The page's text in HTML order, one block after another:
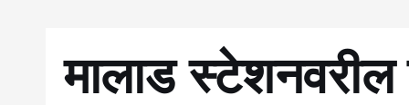
मालाड स्टेशनवरील